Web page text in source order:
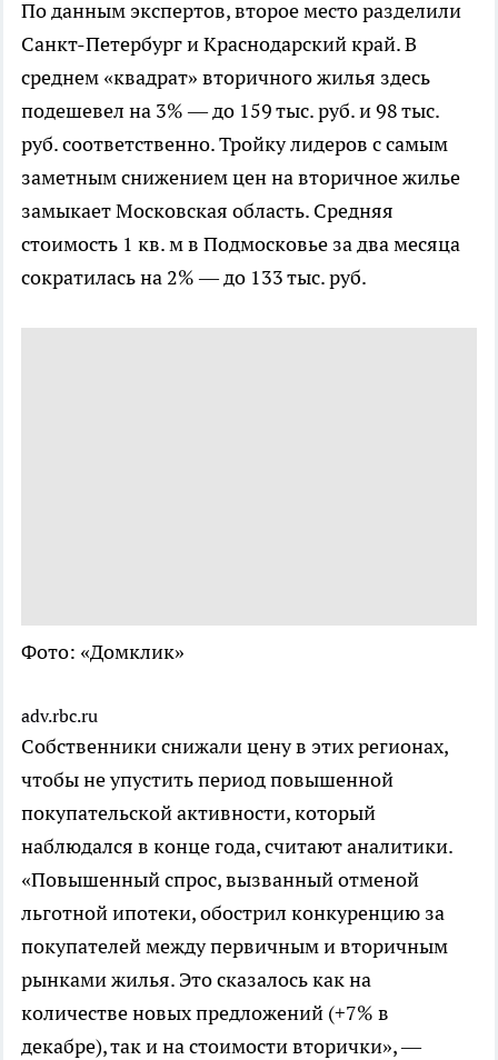
По данным экспертов, второе место разделили
Санкт-Петербург и Краснодарский край. В
среднем «квадрат» вторичного жилья здесь
подешевел на 3% — до 159 тыс. руб. и 98 тыс.
руб. соответственно. Тройку лидеров с самым
заметным снижением цен на вторичное жилье
замыкает Московская область. Средняя
стоимость 1 кв. м в Подмосковье за два месяца
сократилась на 2% — до 133 тыс. руб.
Фото: «Домклик»
adv.rbc.ru
Собственники снижали цену в этих регионах,
чтобы не упустить период повышенной
покупательской активности, который
наблюдался в конце года, считают аналитики.
«Повышенный спрос, вызванный отменой
льготной ипотеки, обострил конкуренцию за
покупателей между первичным и вторичным
рынками жилья. Это сказалось как на
количестве новых предложений (+7% в
декабре), так и на стоимости вторички», —